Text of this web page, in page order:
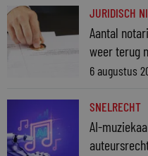
JURIDISCH
Aantal
weer terug
6 augustus
SNELRECHT
AI-